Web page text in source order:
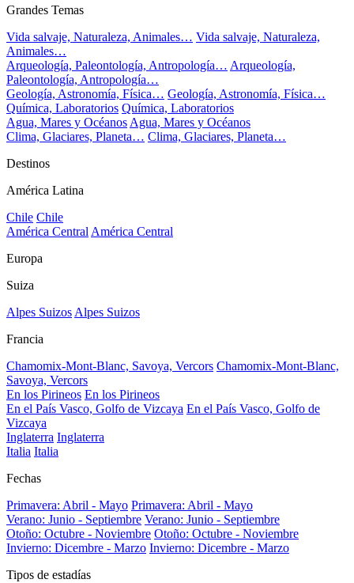
Grandes Temas
Vida salvaje, Naturaleza, Animales… Vida salvaje, Naturaleza,
Animales…
Arqueología, Paleontología, Antropología… Arqueología,
Paleontología, Antropología…
Geología, Astronomía, Física… Geología, Astronomía, Física…
Química, Laboratorios Química, Laboratorios
Agua, Mares y OcéanosAgua, Mares y Océanos
Clima, Glaciares, Planeta… Clima, Glaciares, Planeta…
Destinos
América Latina
Chile Chile
América CentralAmérica Central
Europa
Suiza
Alpes SuizosAlpes Suizos
Francia
Chamomix-Mont-Blanc, Savoya, Vercors Chamomix-Mont-Blanc,
Savoya, Vercors
En los Pirineos En los Pirineos
En el País Vasco, Golfo de Vizcaya En el País Vasco, Golfo de
Vizcaya
Inglaterra Inglaterra
Italia Italia
Fechas
Primavera: Abril - Mayo Primavera: Abril - Mayo
Verano: Junio - Septiembre Verano: Junio - Septiembre
Otoño: Octubre - Noviembre Otoño: Octubre - Noviembre
Invierno: Dicembre - Marzo Invierno: Dicembre - Marzo
Tipos de estadías